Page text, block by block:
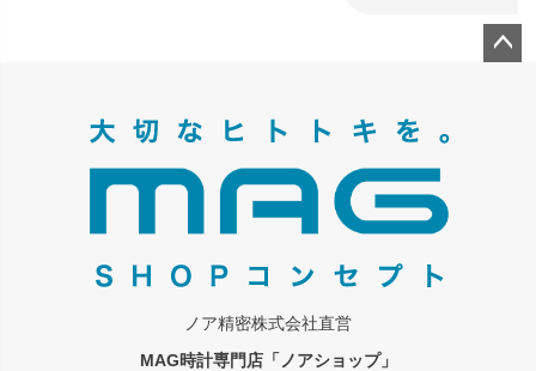
ノア精密株式会社直営
MAG時計専門店「ノアショップ」